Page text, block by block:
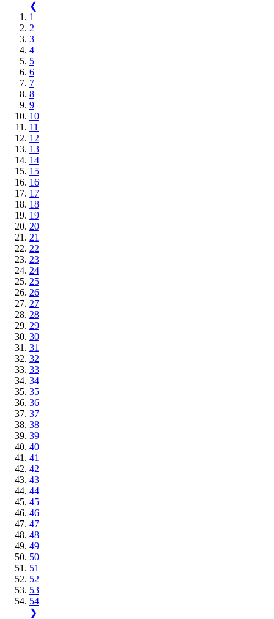
❮
1
2
3
4
5
6
7
8
9
10
11
12
13
14
15
16
17
18
19
20
21
22
23
24
25
26
27
28
29
30
31
32
33
34
35
36
37
38
39
40
41
42
43
44
45
46
47
48
49
50
51
52
53
54
❯